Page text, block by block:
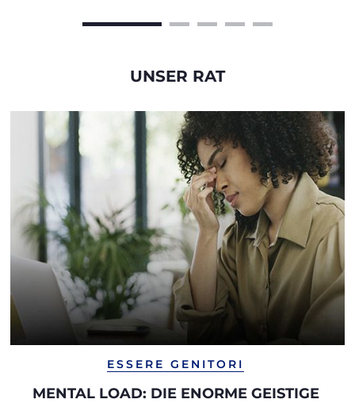
UNSER RAT
ESSERE GENITORI
MENTAL LOAD: DIE ENORME GEISTIGE